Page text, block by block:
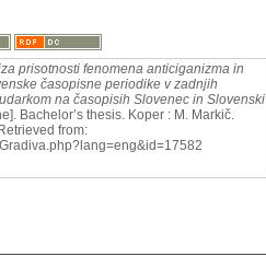
prisotnosti fenomena anticiganizma in
časopisne periodike v zadnjih
na časopisih Slovenec in Slovenski
Bachelor’s thesis. Koper : M. Markič.
from: